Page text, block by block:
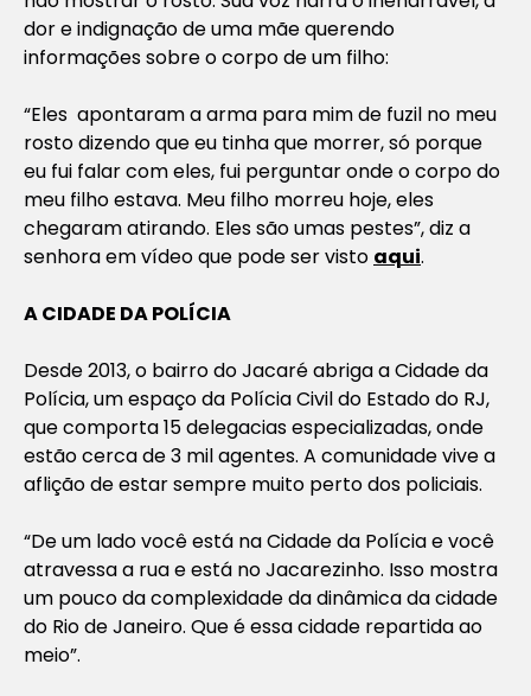
dor e indignação de uma mãe querendo
informações sobre o corpo de um filho:
“Eles apontaram a arma para mim de fuzil no meu
rosto dizendo que eu tinha que morrer, só porque
eu fui falar com eles, fui perguntar onde o corpo do
meu filho estava. Meu filho morreu hoje, eles
chegaram atirando. Eles são umas pestes”, diz a
senhora em vídeo que pode ser visto aqui.
A CIDADE DA POLÍCIA
Desde 2013, o bairro do Jacaré abriga a Cidade da
Polícia, um espaço da Polícia Civil do Estado do RJ,
que comporta 15 delegacias especializadas, onde
estão cerca de 3 mil agentes. A comunidade vive a
aflição de estar sempre muito perto dos policiais.
“De um lado você está na Cidade da Polícia e você
atravessa a rua e está no Jacarezinho. Isso mostra
um pouco da complexidade da dinâmica da cidade
do Rio de Janeiro. Que é essa cidade repartida ao
meio”.